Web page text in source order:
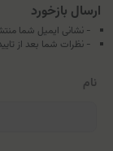
ارسال بازخورد
- نشانی ایمیل شما
- نظرات شما بعد از
نام